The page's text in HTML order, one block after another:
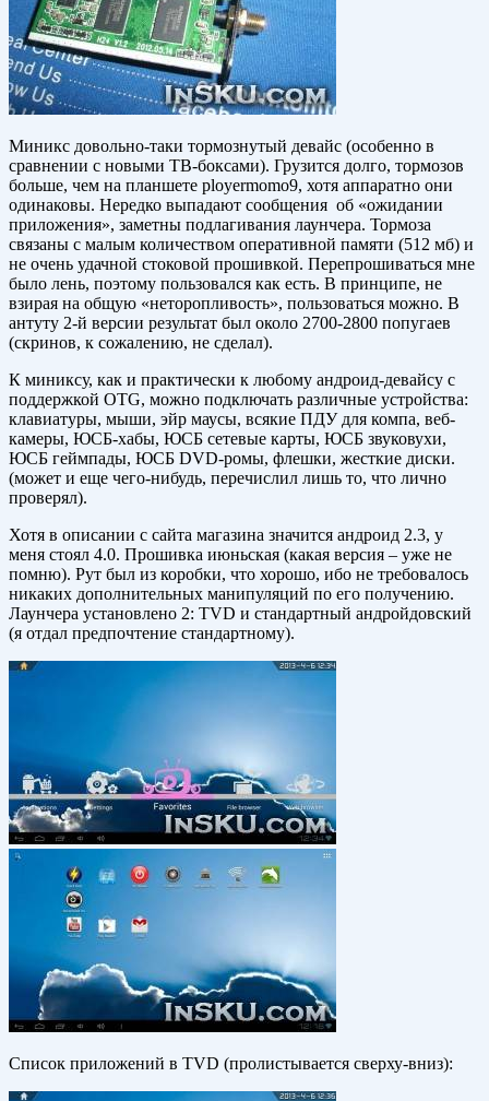
Миникс довольно-таки тормознутый девайс (особенно в
сравнении с новыми ТВ-боксами). Грузится долго, тормозов
больше, чем на планшете ployermomo9, хотя аппаратно они
одинаковы. Нередко выпадают сообщения об «ожидании
приложения», заметны подлагивания лаунчера. Тормоза
связаны с малым количеством оперативной памяти (512 мб) и
не очень удачной стоковой прошивкой. Перепрошиваться мне
было лень, поэтому пользовался как есть. В принципе, не
взирая на общую «неторопливость», пользоваться можно. В
антуту 2-й версии результат был около 2700-2800 попугаев
(скринов, к сожалению, не сделал).
К миниксу, как и практически к любому андроид-девайсу с
поддержкой OTG, можно подключать различные устройства:
клавиатуры, мыши, эйр маусы, всякие ПДУ для компа, веб-
камеры, ЮСБ-хабы, ЮСБ сетевые карты, ЮСБ звуковухи,
ЮСБ геймпады, ЮСБ DVD-ромы, флешки, жесткие диски.
(может и еще чего-нибудь, перечислил лишь то, что лично
проверял).
Хотя в описании с сайта магазина значится андроид 2.3, у
меня стоял 4.0. Прошивка июньская (какая версия – уже не
помню). Рут был из коробки, что хорошо, ибо не требовалось
никаких дополнительных манипуляций по его получению.
Лаунчера установлено 2: TVD и стандартный андройдовский
(я отдал предпочтение стандартному).
Список приложений в TVD (пролистывается сверху-вниз):